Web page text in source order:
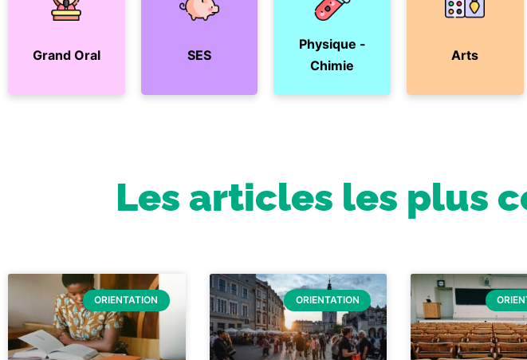
Grand Oral SES
Physique -
Chimie
Arts
Les articles les plus
ORIENTATION ORIENTATION